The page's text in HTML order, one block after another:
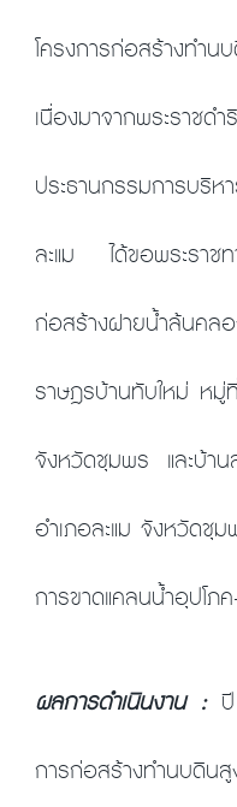
โครงการก่อสร้างทำน
เนื่องมาจากพระราช
ประธานกรรมการบริ
ละแม ได้ขอพระราชท
ก่อสร้างฝายน้ำล้นค
ราษฎรบ้านทับใหม่ หมู่
จังหวัดชุมพร และบ้า
อำเภอละแม จังหวัดชุ
การขาดแคลนน้ำอุปโภ
ผลการดำเนินงาน :ปี
การก่อสร้างทำนบ